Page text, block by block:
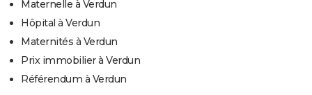
Maternelle à Verdun
Hôpital à Verdun
Maternités à Verdun
Prix immobilier à Verdun
Référendum à Verdun